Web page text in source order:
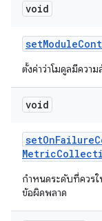
void
setModule
ตั้งค่าว่าโมดูลมีคว
void
setOnFailure
Metric
กำหนดระดับที่ควร
ข้อผิดพลาด